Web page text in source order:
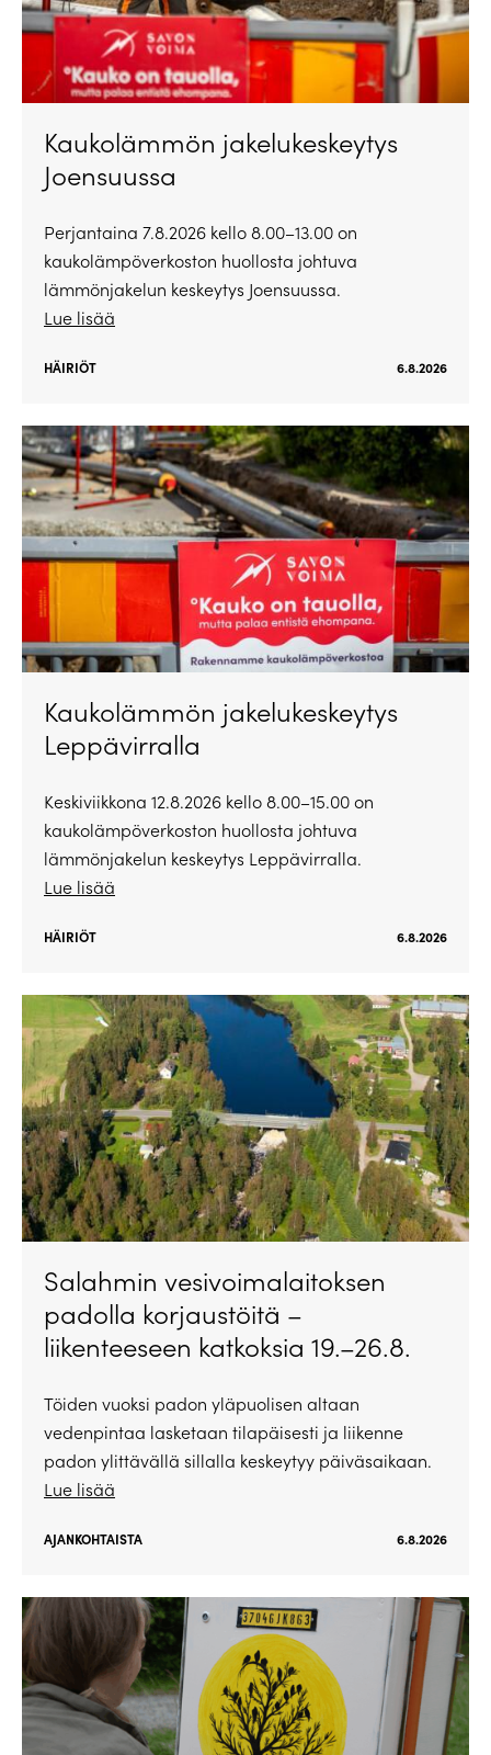
Kaukolämmön jakelukeskeytys
Joensuussa
Perjantaina 7.8.2026 kello 8.00–13.00 on
kaukolämpöverkoston huollosta johtuva
lämmönjakelun keskeytys Joensuussa.
Lue lisää
HÄIRIÖT 6.8.2026
Kaukolämmön jakelukeskeytys
Leppävirralla
Keskiviikkona 12.8.2026 kello 8.00–15.00 on
kaukolämpöverkoston huollosta johtuva
lämmönjakelun keskeytys Leppävirralla.
Lue lisää
HÄIRIÖT 6.8.2026
Salahmin vesivoimalaitoksen
padolla korjaustöitä –
liikenteeseen katkoksia 19.–26.8.
Töiden vuoksi padon yläpuolisen altaan
vedenpintaa lasketaan tilapäisesti ja liikenne
padon ylittävällä sillalla keskeytyy päiväsaikaan.
Lue lisää
AJANKOHTAISTA 6.8.2026